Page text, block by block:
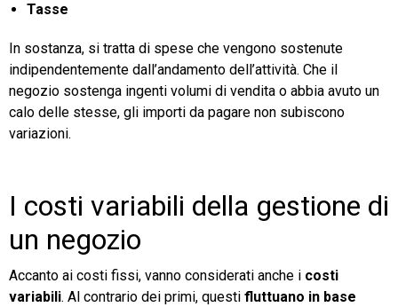
Tasse
In sostanza, si tratta di spese che vengono sostenute
indipendentemente dall’andamento dell’attività. Che il
negozio sostenga ingenti volumi di vendita o abbia avuto un
calo delle stesse, gli importi da pagare non subiscono
variazioni.
I costi variabili della gestione di
un negozio
Accanto ai costi fissi, vanno considerati anche i costi
variabili. Al contrario dei primi, questi fluttuano in base